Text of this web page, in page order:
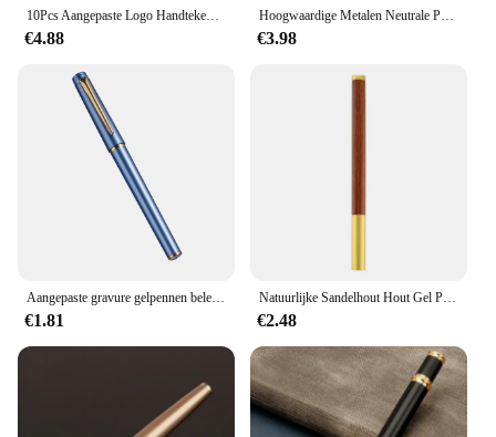
10Pcs Aangepaste Logo Handtekening Pen Creatieve Retro Sleutel Styling Gel Pen Schoolbenodigdheden Briefpapier Leuke Gift Pen Laser Belettering
€4.88
Hoogwaardige Metalen Neutrale Pen Luxe Zakelijke Handtekening Pen Gouden Clip Gel Pen Met 0.5Mm Schrijfvrije Logo Lerarendag Cadeau
€3.98
Aangepaste gravure gelpennen belettering markers mooie briefpapier dingen schoolleraar cadeau luxe accessoires winkel creatief
€1.81
Natuurlijke Sandelhout Hout Gel Pen Gepersonaliseerde Custom Logo Graveren Namen Ebbenhout Rood Sandelhout Palissander Kantoorbenodigdheden Geschenken
€2.48